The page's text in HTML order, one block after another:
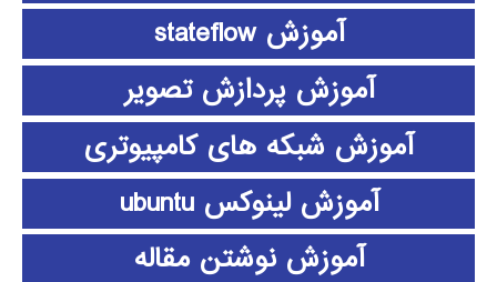
آموزش stateflow
آموزش پردازش تصویر
آموزش شبکه های کامپیوتری
آموزش لینوکس ubuntu
آموزش نوشتن مقاله